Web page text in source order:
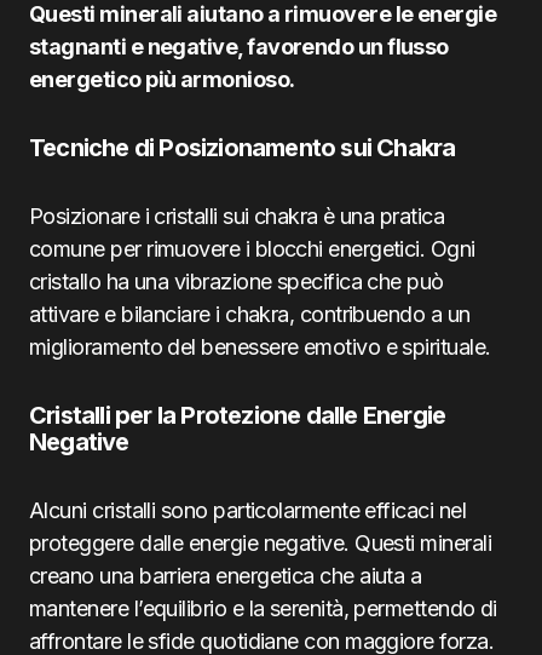
Questi minerali aiutano a rimuovere le energie
stagnanti e negative, favorendo un flusso
energetico più armonioso.
Tecniche di Posizionamento sui Chakra
Posizionare i cristalli sui chakra è una pratica
comune per rimuovere i blocchi energetici. Ogni
cristallo ha una vibrazione specifica che può
attivare e bilanciare i chakra, contribuendo a un
miglioramento del benessere emotivo e spirituale.
Cristalli per la Protezione dalle Energie
Negative
Alcuni cristalli sono particolarmente efficaci nel
proteggere dalle energie negative. Questi minerali
creano una barriera energetica che aiuta a
mantenere l’equilibrio e la serenità, permettendo di
affrontare le sfide quotidiane con maggiore forza.